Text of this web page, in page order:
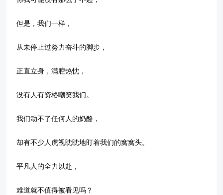
但是，我们一样，
从未停止过努力奋斗的脚步，
正直立身，满腔热忱，
没有人有资格嘲笑我们。
我们动不了任何人的奶酪，
却有不少人虎视眈眈地盯着我们的窝窝头。
平凡人的全力以赴，
难道就不值得被看见吗？